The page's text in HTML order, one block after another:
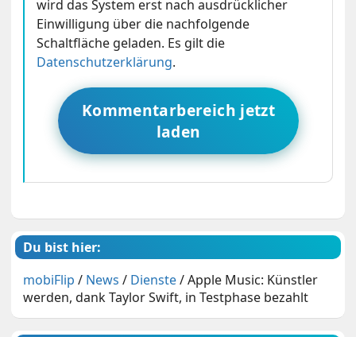
wird das System erst nach ausdrücklicher
Einwilligung über die nachfolgende
Schaltfläche geladen. Es gilt die
Datenschutzerklärung.
Kommentarbereich jetzt
laden
Du bist hier:
mobiFlip / News / Dienste/Apple Music: Künstler
werden, dank Taylor Swift, in Testphase bezahlt